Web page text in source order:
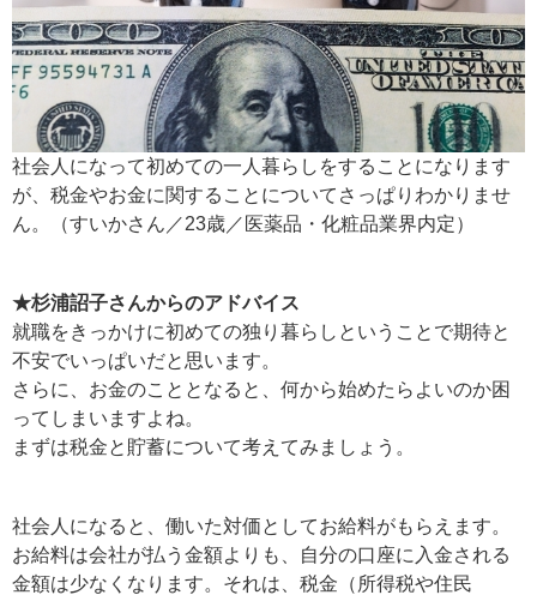
社会人になって初めての一人暮らしをすることになります
が、税金やお金に関することについてさっぱりわかりませ
ん。（すいかさん／23歳／医薬品・化粧品業界内定）
★杉浦詔子さんからのアドバイス
就職をきっかけに初めての独り暮らしということで期待と
不安でいっぱいだと思います。
さらに、お金のこととなると、何から始めたらよいのか困
ってしまいますよね。
まずは税金と貯蓄について考えてみましょう。
社会人になると、働いた対価としてお給料がもらえます。
お給料は会社が払う金額よりも、自分の口座に入金される
金額は少なくなります。それは、税金（所得税や住民